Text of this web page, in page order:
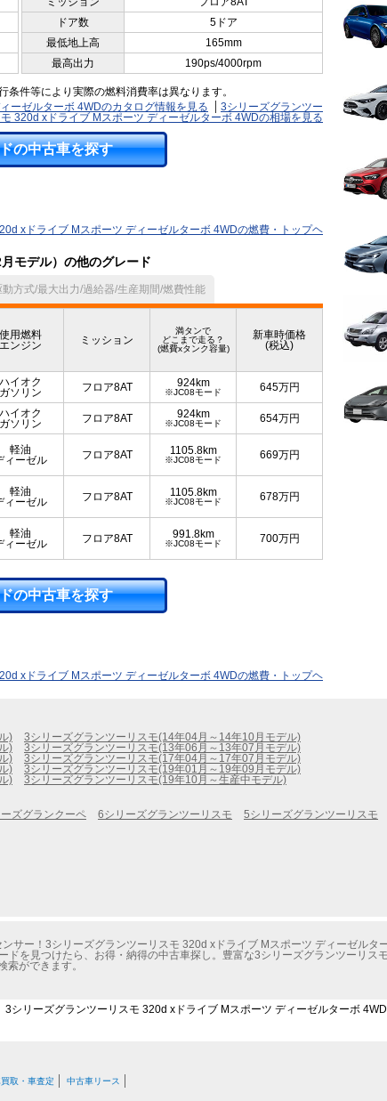
ドア数
5ドア
最低地上高
165mm
最高出力 190ps/4000rpm
件等により実際の燃料消費率は異なります。
ーゼルターボ 4WDのカタログ情報を見る
3シリーズグランツー
モ 320d xドライブ Mスポーツ ディーゼルターボ 4WDの相場を見る
の中古車を探す
xドライブ Mスポーツ ディーゼルターボ 4WDの燃費・トップヘ
モデル）の他のグレード
動方式/最大出力/過給器/生産期間/燃費性能
使用燃料
エンジン
ミッション
満タンで
どこまで走る？
(燃費xタンク容量)
新車時価格
(税込)
ハイオク
ガソリン
フロア8AT 924km
※JC08モード 645万円
ハイオク
ガソリン
フロア8AT 924km
※JC08モード 654万円
軽油
ィーゼル
フロア8AT 1105.8km
※JC08モード 669万円
軽油
ィーゼル
フロア8AT 1105.8km
※JC08モード 678万円
軽油
ィーゼル
フロア8AT 991.8km
※JC08モード 700万円
の中古車を探す
xドライブ Mスポーツ ディーゼルターボ 4WDの燃費・トップヘ
)
3シリーズグランツーリスモ(14年04月～14年10月モデル)
)
3シリーズグランツーリスモ(13年06月～13年07月モデル)
)
3シリーズグランツーリスモ(17年04月～17年07月モデル)
)
3シリーズグランツーリスモ(19年01月～19年09月モデル)
)
3シリーズグランツーリスモ(19年10月～生産中モデル)
ズグランクーペ 6シリーズグランツーリスモ 5シリーズグランツーリスモ
サー！3シリーズグランツーリスモ 320d xドライブ Mスポーツ ディーゼルタ
ドを見つけたら、お得・納得の中古車探し。豊富な3シリーズグランツーリス
ができます。
3シリーズグランツーリスモ 320d xドライブ Mスポーツ ディーゼルターボ
取・車査定 中古車リース